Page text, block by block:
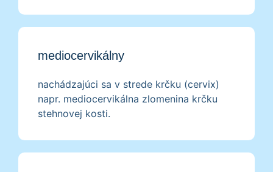
mediocervikálny
nachádzajúci sa v strede krčku (cervix)
napr. mediocervikálna zlomenina krčku
stehnovej kosti.